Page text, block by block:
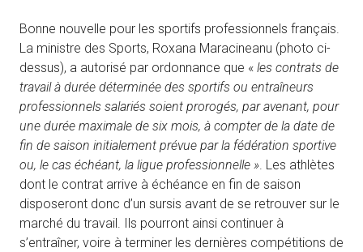
Bonne nouvelle pour les sportifs professionnels français.
La ministre des Sports, Roxana Maracineanu (photo ci-
dessus), a autorisé par ordonnance que « les contrats de
travail à durée déterminée des sportifs ou entraîneurs
professionnels salariés soient prorogés, par avenant, pour
une durée maximale de six mois, à compter de la date de
fin de saison initialement prévue par la fédération sportive
ou, le cas échéant, la ligue professionnelle ». Les athlètes
dont le contrat arrive à échéance en fin de saison
disposeront donc d’un sursis avant de se retrouver sur le
marché du travail. Ils pourront ainsi continuer à
s’entraîner, voire à terminer les dernières compétitions de